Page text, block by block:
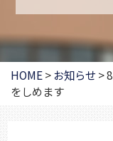
ッ
プHOME>お知らせ >
をしめます